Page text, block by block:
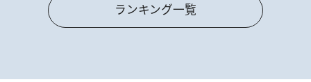
ランキング一覧